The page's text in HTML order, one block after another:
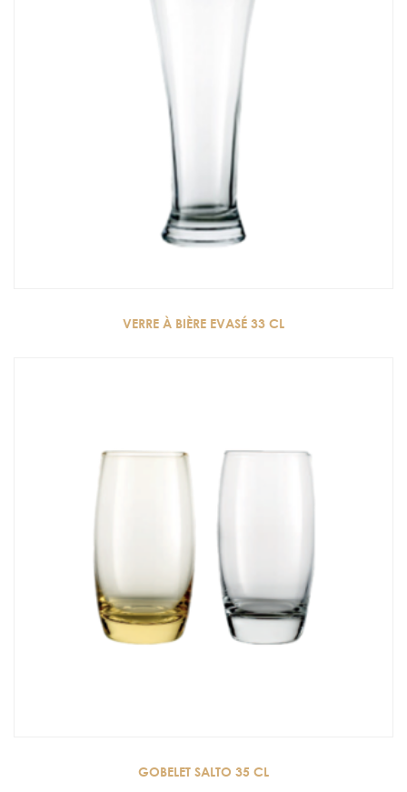
VERRE À BIÈRE EVASÉ 33 CL
GOBELET SALTO 35 CL